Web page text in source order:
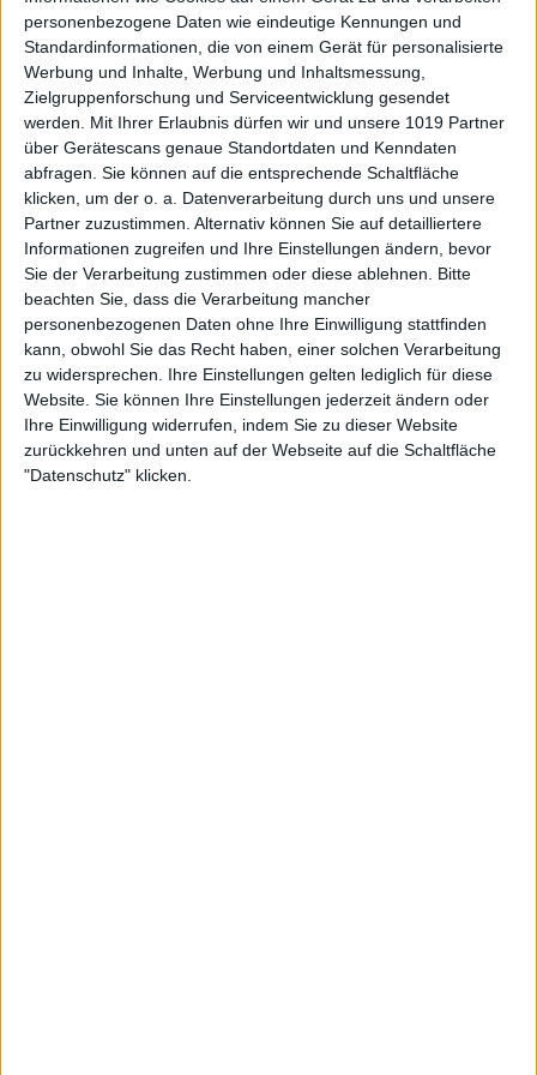
personenbezogene Daten wie eindeutige Kennungen und
Standardinformationen, die von einem Gerät für personalisierte
Werbung und Inhalte, Werbung und Inhaltsmessung,
Zielgruppenforschung und Serviceentwicklung gesendet
werden.
Mit Ihrer Erlaubnis dürfen wir und unsere 1019 Partner
über Gerätescans genaue Standortdaten und Kenndaten
abfragen. Sie können auf die entsprechende Schaltfläche
klicken, um der o. a. Datenverarbeitung durch uns und unsere
Partner zuzustimmen. Alternativ können Sie auf detailliertere
Informationen zugreifen und Ihre Einstellungen ändern, bevor
Sie der Verarbeitung zustimmen oder diese ablehnen.
Bitte
beachten Sie, dass die Verarbeitung mancher
personenbezogenen Daten ohne Ihre Einwilligung stattfinden
kann, obwohl Sie das Recht haben, einer solchen Verarbeitung
zu widersprechen. Ihre Einstellungen gelten lediglich für diese
Website. Sie können Ihre Einstellungen jederzeit ändern oder
Ihre Einwilligung widerrufen, indem Sie zu dieser Website
zurückkehren und unten auf der Webseite auf die Schaltfläche
"Datenschutz" klicken.